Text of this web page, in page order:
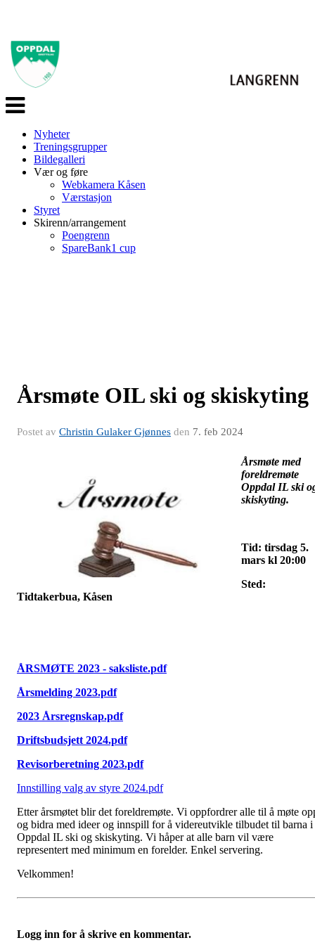
Veksle
navigasjon
Nyheter
Treningsgrupper
Bildegalleri
Vær og føre
Webkamera Kåsen
Værstasjon
Styret
Skirenn/arrangement
Poengrenn
SpareBank1 cup
Årsmøte OIL ski og skiskyting
Postet av Christin Gulaker Gjønnes den 7. feb 2024
Årsmøte med
foreldremøte
Oppdal IL ski
skiskyting.
Tid: tirsdag 5.
mars kl 20:00
Sted:
Tidtakerbua, Kåsen
ÅRSMØTE 2023 - saksliste.pdf
Årsmelding 2023.pdf
2023 Årsregnskap.pdf
Driftsbudsjett 2024.pdf
Revisorberetning 2023.pdf
Innstilling valg av styre 2024.pdf
Etter årsmøtet blir det foreldremøte. Vi oppfordrer alle til å møte
og bidra med ideer og innspill for å videreutvikle tilbudet til barna i
Oppdal IL ski og skiskyting. Vi håper at alle barn vil være
representert med minimum en forelder. Enkel servering.
Velkommen!
Logg inn for å skrive en kommentar.